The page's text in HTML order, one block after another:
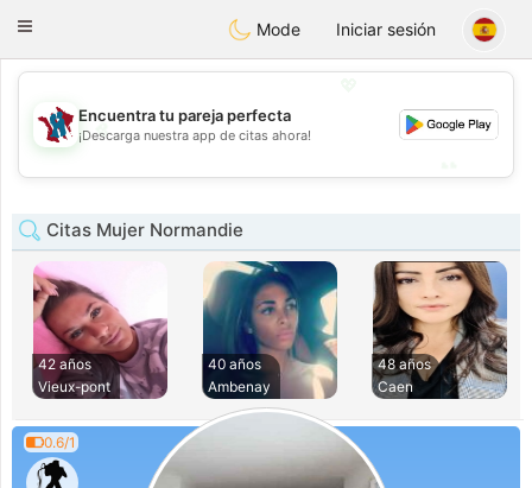
JTaimerais
Toggle
Mode Iniciar sesión
💖
💕
Encuentra tu pareja perfecta
¡Descarga nuestra app de citas ahora!
Citas Mujer Normandie
42 años
Vieux-pont
40 años
Ambenay
48 años
Caen
0.6/1